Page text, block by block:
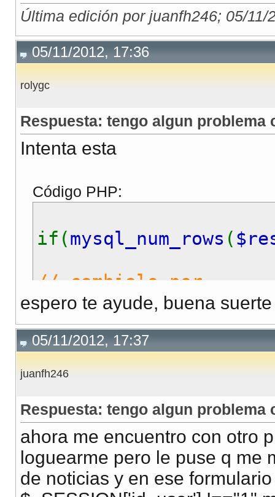
Última edición por juanfh246; 05/
05/11/2012, 17:36
rolygc
Respuesta: tengo algun problema
Intenta esta
Código PHP:
if(mysql_num_rows (
// cambialo por
if(mysql_num_rows(
espero te ayude, buena suerte
05/11/2012, 17:37
juanfh246
Respuesta: tengo algun problema
ahora me encuentro con otro
loguearme pero le puse q me
de noticias y en ese